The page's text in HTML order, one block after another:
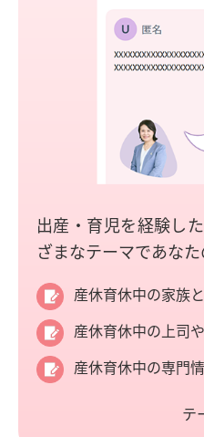
出産・育児を経験し
ざまなテーマであなた
産休育休中の家族
産休育休中の上司
産休育休中の専門
テ